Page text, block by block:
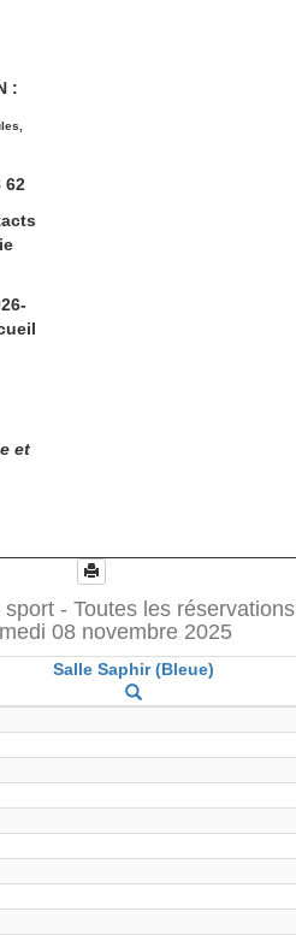
:
62
et
sport - Toutes les réservations
08 novembre 2025
Salle Saphir (Bleue)